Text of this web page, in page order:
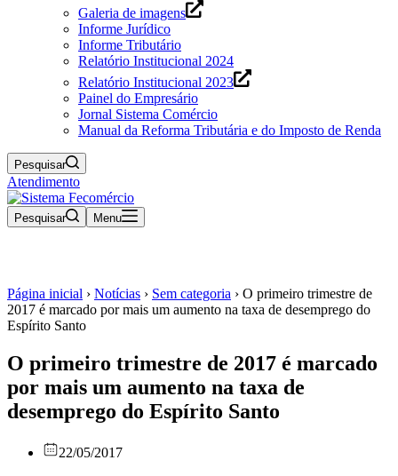
Galeria de imagens
Informe Jurídico
Informe Tributário
Relatório Institucional 2024
Relatório Institucional 2023
Painel do Empresário
Jornal Sistema Comércio
Manual da Reforma Tributária e do Imposto de Renda
Pesquisar
Atendimento
Pesquisar Menu
Página inicial › Notícias › Sem categoria › O primeiro trimestre de
2017 é marcado por mais um aumento na taxa de desemprego do
Espírito Santo
O primeiro trimestre de 2017 é marcado
por mais um aumento na taxa de
desemprego do Espírito Santo
22/05/2017